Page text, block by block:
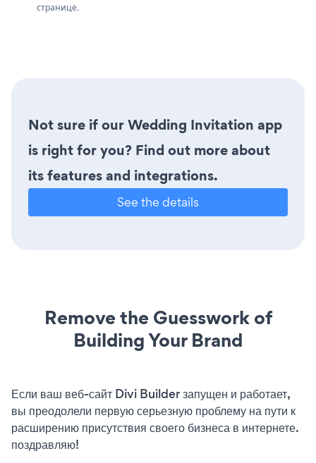
странице.
Not sure if our Wedding Invitation app
is right for you? Find out more about
its features and integrations.
See the details
Remove the Guesswork of
Building Your Brand
Если ваш веб-сайт Divi Builder запущен и работает,
вы преодолели первую серьезную проблему на пути к
расширению присутствия своего бизнеса в интернете.
поздравляю!